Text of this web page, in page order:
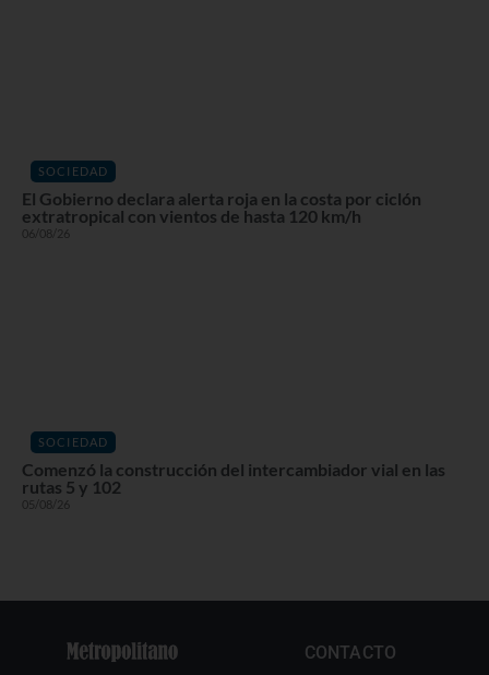
SOCIEDAD
El Gobierno declara alerta roja en la costa por ciclón
extratropical con vientos de hasta 120 km/h
06/08/26
SOCIEDAD
Comenzó la construcción del intercambiador vial en las
rutas 5 y 102
05/08/26
CONTACTO